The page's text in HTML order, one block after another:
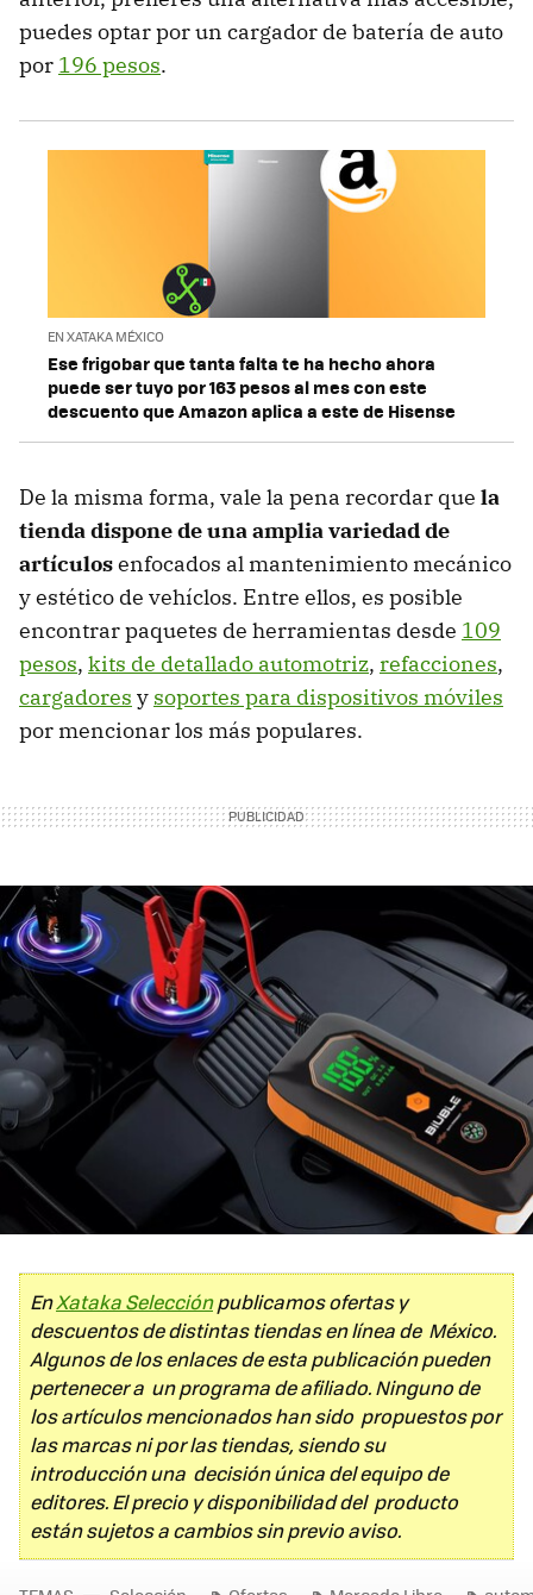
puedes optar por un cargador de batería de auto
por 196 pesos.
EN XATAKA MÉXICO
Ese frigobar que tanta falta te ha hecho ahora
puede ser tuyo por 163 pesos al mes con este
descuento que Amazon aplica a este de Hisense
De la misma forma, vale la pena recordar que la
tienda dispone de una amplia variedad de
artículosenfocados al mantenimiento mecánico
y estético de vehíclos. Entre ellos, es posible
encontrar paquetes de herramientas desde 109
pesos, kits de detallado automotriz, refacciones,
cargadores y soportes para dispositivos móviles
por mencionar los más populares.
EnXataka Selecciónpublicamos ofertas y
descuentos de distintas tiendas en línea de México.
Algunos de los enlaces de esta publicación pueden
pertenecer a un programa de afiliado. Ninguno de
los artículos mencionados han sido propuestos por
las marcas ni por las tiendas, siendo su
introducción una decisión única del equipo de
editores. El precio y disponibilidad del producto
están sujetos a cambios sin previo aviso.